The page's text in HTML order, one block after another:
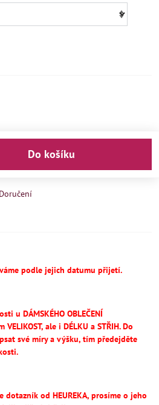
Do košíku
Doručení
podle jejich datumu přijetí.
u DÁMSKÉHO OBLEČENÍ
VELIKOST, ale i DÉLKU a STŘIH.Do
své míry a výšku, tím předejděte
od HEUREKA, prosíme o jeho